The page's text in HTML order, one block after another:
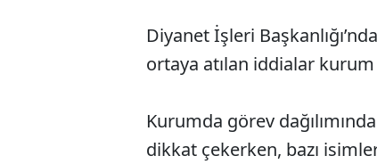
Diyanet İşleri
ortaya atılan iddialar
Kurumda görev
dikkat çekerken, bazı